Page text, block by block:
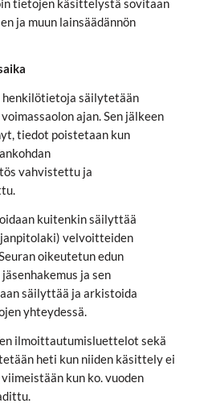
tietojen käsittelystä sovitaan
ja muun lainsäädännön
henkilötietoja säilytetään
ajan. Sen jälkeen
tiedot poistetaan kun
vahvistettu ja
kuitenkin säilyttää
velvoitteiden
oikeutetun edun
ja sen
säilyttää ja arkistoida
yhteydessä.
ilmoittautumisluettelot sekä
heti kun niiden käsittely ei
kun ko. vuoden